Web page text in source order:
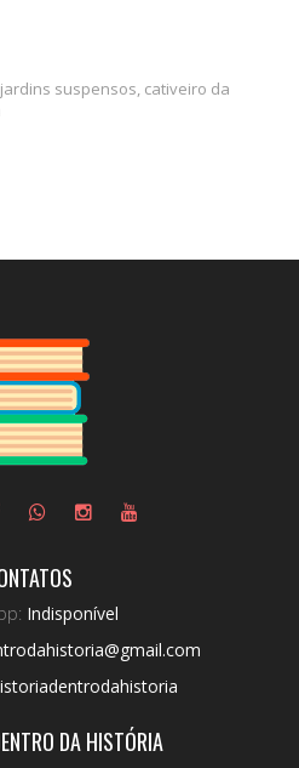
suspensos, cativeiro da
Indisponível
DA HISTÓRIA